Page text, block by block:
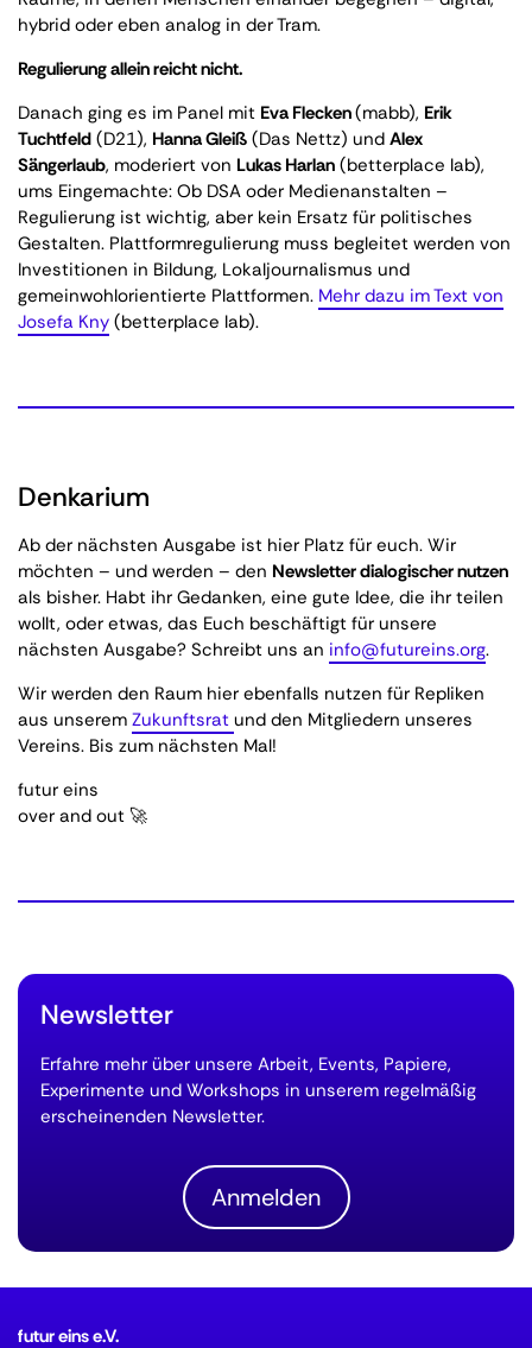
hybrid oder eben analog in der Tram.
Regulierung allein reicht nicht.
Danach ging es im Panel mit Eva Flecken(mabb), Erik
Tuchtfeld (D21), Hanna Gleiß (Das Nettz) und Alex
Sängerlaub, moderiert von Lukas Harlan (betterplace lab),
ums Eingemachte: Ob DSA oder Medienanstalten –
Regulierung ist wichtig, aber kein Ersatz für politisches
Gestalten. Plattformregulierung muss begleitet werden von
Investitionen in Bildung, Lokaljournalismus und
gemeinwohlorientierte Plattformen. Mehr dazu im Text von
Josefa Kny (betterplace lab).
Denkarium
Ab der nächsten Ausgabe ist hier Platz für euch. Wir
möchten – und werden – den Newsletter dialogischer nutzen
als bisher. Habt ihr Gedanken, eine gute Idee, die ihr teilen
wollt, oder etwas, das Euch beschäftigt für unsere
nächsten Ausgabe? Schreibt uns an info@futureins.org.
Wir werden den Raum hier ebenfalls nutzen für Repliken
aus unserem Zukunftsrat und den Mitgliedern unseres
Vereins. Bis zum nächsten Mal!
futur eins
over and out 🚀
Newsletter
Erfahre mehr über unsere Arbeit, Events, Papiere,
Experimente und Workshops in unserem regelmäßig
erscheinenden Newsletter.
Anmelden
futur eins e.V.